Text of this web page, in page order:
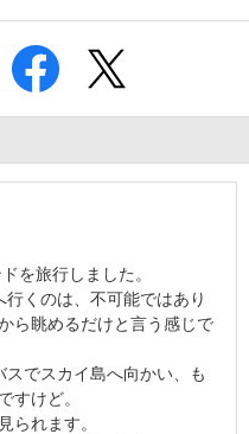
を旅行しました。
くのは、不可能ではあり
ら眺めるだけと言う感じで
でスカイ島へ向かい、も
すけど。
られます。